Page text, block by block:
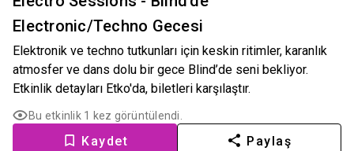
Electronic/Techno Gecesi
Elektronik ve techno tutkunları için keskin ritimler, karanlık
atmosfer ve dans dolu bir gece Blind’de seni bekliyor.
Etkinlik detayları Etko'da, biletleri karşılaştır.
Bu etkinlik 1 kez görüntülendi.
Kaydet Paylaş